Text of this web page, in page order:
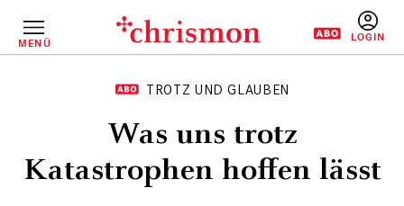
InhaltMENÜ
TROTZ UND GLAUBEN
Was uns trotz
Katastrophen hoffen lässt